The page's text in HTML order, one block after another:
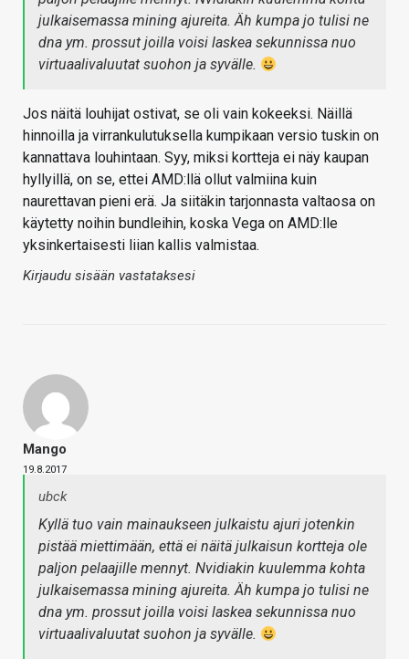
julkaisemassa mining ajureita. Äh kumpa jo tulisi ne
dna ym. prossut joilla voisi laskea sekunnissa nuo
virtuaalivaluutat suohon ja syvälle.
Jos näitä louhijat ostivat, se oli vain kokeeksi. Näillä
hinnoilla ja virrankulutuksella kumpikaan versio tuskin on
kannattava louhintaan. Syy, miksi kortteja ei näy kaupan
hyllyillä, on se, ettei AMD:llä ollut valmiina kuin
naurettavan pieni erä. Ja siitäkin tarjonnasta valtaosa on
käytetty noihin bundleihin, koska Vega on AMD:lle
yksinkertaisesti liian kallis valmistaa.
Kirjaudu sisään vastataksesi
Mango
19.8.2017
ubck
Kyllä tuo vain mainaukseen julkaistu ajuri jotenkin
pistää miettimään, että ei näitä julkaisun kortteja ole
paljon pelaajille mennyt. Nvidiakin kuulemma kohta
julkaisemassa mining ajureita. Äh kumpa jo tulisi ne
dna ym. prossut joilla voisi laskea sekunnissa nuo
virtuaalivaluutat suohon ja syvälle.